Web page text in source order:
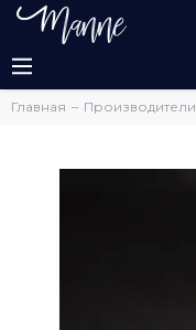
Главная Производители